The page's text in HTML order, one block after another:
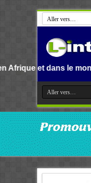
le monde.